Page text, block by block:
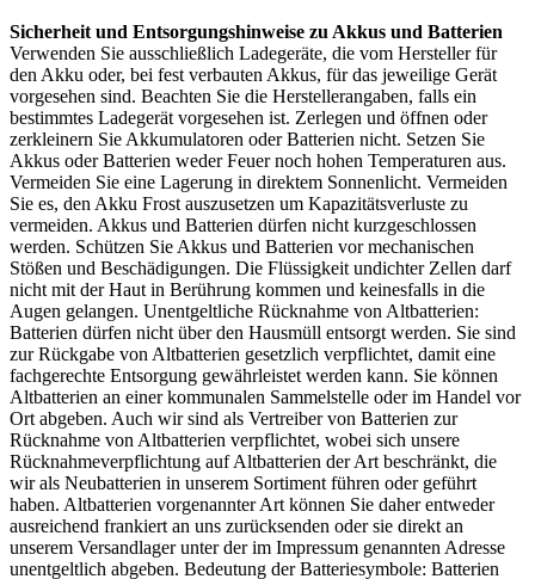
Sicherheit und Entsorgungshinweise zu Akkus und Batterien
Verwenden Sie ausschließlich Ladegeräte, die vom Hersteller für
den Akku oder, bei fest verbauten Akkus, für das jeweilige Gerät
vorgesehen sind. Beachten Sie die Herstellerangaben, falls ein
bestimmtes Ladegerät vorgesehen ist. Zerlegen und öffnen oder
zerkleinern Sie Akkumulatoren oder Batterien nicht. Setzen Sie
Akkus oder Batterien weder Feuer noch hohen Temperaturen aus.
Vermeiden Sie eine Lagerung in direktem Sonnenlicht. Vermeiden
Sie es, den Akku Frost auszusetzen um Kapazitätsverluste zu
vermeiden. Akkus und Batterien dürfen nicht kurzgeschlossen
werden. Schützen Sie Akkus und Batterien vor mechanischen
Stößen und Beschädigungen. Die Flüssigkeit undichter Zellen darf
nicht mit der Haut in Berührung kommen und keinesfalls in die
Augen gelangen. Unentgeltliche Rücknahme von Altbatterien:
Batterien dürfen nicht über den Hausmüll entsorgt werden. Sie sind
zur Rückgabe von Altbatterien gesetzlich verpflichtet, damit eine
fachgerechte Entsorgung gewährleistet werden kann. Sie können
Altbatterien an einer kommunalen Sammelstelle oder im Handel vor
Ort abgeben. Auch wir sind als Vertreiber von Batterien zur
Rücknahme von Altbatterien verpflichtet, wobei sich unsere
Rücknahmeverpflichtung auf Altbatterien der Art beschränkt, die
wir als Neubatterien in unserem Sortiment führen oder geführt
haben. Altbatterien vorgenannter Art können Sie daher entweder
ausreichend frankiert an uns zurücksenden oder sie direkt an
unserem Versandlager unter der im Impressum genannten Adresse
unentgeltlich abgeben. Bedeutung der Batteriesymbole: Batterien